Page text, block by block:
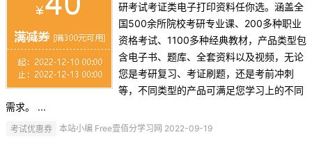
研考试考证类电子打印资料任你选。涵盖全
国500余所院校考研专业课、200多种职业
资格考试、1100多种经典教材，产品类型包
含电子书、题库、全套资料以及视频，无论
您是考研复习、考证刷题，还是考前冲刺
等，不同类型的产品可满足您学习上的不同
需求。 ...
考试优惠券 本站小编 Free壹佰分学习网 2022-09-19